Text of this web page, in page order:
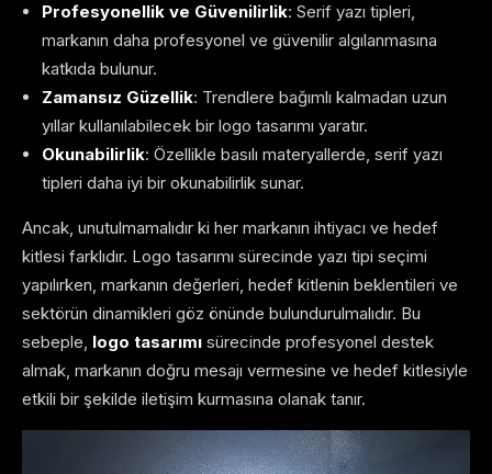
Profesyonellik ve Güvenilirlik: Serif yazı tipleri,
markanın daha profesyonel ve güvenilir algılanmasına
katkıda bulunur.
Zamansız Güzellik: Trendlere bağımlı kalmadan uzun
yıllar kullanılabilecek bir logo tasarımı yaratır.
Okunabilirlik: Özellikle basılı materyallerde, serif yazı
tipleri daha iyi bir okunabilirlik sunar.
Ancak, unutulmamalıdır ki her markanın ihtiyacı ve hedef
kitlesi farklıdır. Logo tasarımı sürecinde yazı tipi seçimi
yapılırken, markanın değerleri, hedef kitlenin beklentileri ve
sektörün dinamikleri göz önünde bulundurulmalıdır. Bu
sebeple, logo tasarımı sürecinde profesyonel destek
almak, markanın doğru mesajı vermesine ve hedef kitlesiyle
etkili bir şekilde iletişim kurmasına olanak tanır.